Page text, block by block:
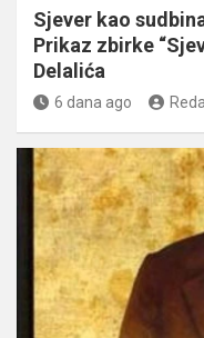
Sjever kao
Prikaz zbirke
Delalića
6 dana ago